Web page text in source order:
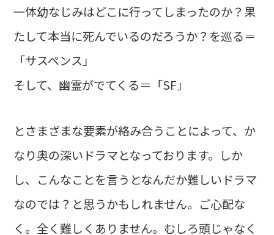
一体幼なじみはどこに行ってしまったのか？果
たして本当に死んでいるのだろうか？を巡る＝
「サスペンス」
そして、幽霊がでてくる＝「SF」
とさまざまな要素が絡み合うことによって、か
なり奥の深いドラマとなっております。しか
し、こんなことを言うとなんだか難しいドラマ
なのでは？と思うかもしれません。ご心配な
く。全く難しくありません。むしろ頭じゃなく